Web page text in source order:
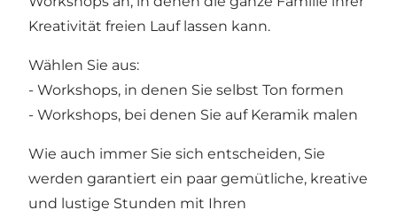
Kreativität freien Lauf lassen kann.
Wählen Sie aus:
- Workshops, in denen Sie selbst Ton formen
- Workshops, bei denen Sie auf Keramik malen
Wie auch immer Sie sich entscheiden, Sie
werden garantiert ein paar gemütliche, kreative
und lustige Stunden mit Ihren